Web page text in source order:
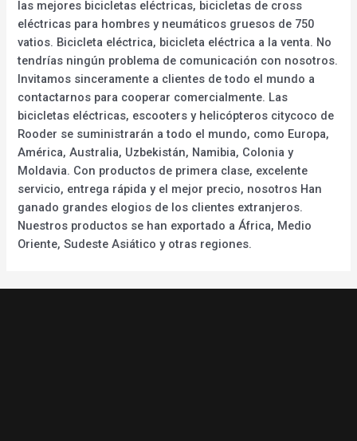
las mejores bicicletas eléctricas, bicicletas de cross
eléctricas para hombres y neumáticos gruesos de 750
vatios. Bicicleta eléctrica, bicicleta eléctrica a la venta. No
tendrías ningún problema de comunicación con nosotros.
Invitamos sinceramente a clientes de todo el mundo a
contactarnos para cooperar comercialmente. Las
bicicletas eléctricas, escooters y helicópteros citycoco de
Rooder se suministrarán a todo el mundo, como Europa,
América, Australia, Uzbekistán, Namibia, Colonia y
Moldavia. Con productos de primera clase, excelente
servicio, entrega rápida y el mejor precio, nosotros Han
ganado grandes elogios de los clientes extranjeros.
Nuestros productos se han exportado a África, Medio
Oriente, Sudeste Asiático y otras regiones.